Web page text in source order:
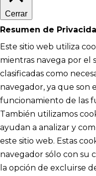
Cerrar
Resumen de
Este sitio web utiliza
mientras navega por el
clasificadas como
navegador, ya que son
funcionamiento de las
También utilizamos
ayudan a analizar y
este sitio web. Estas
navegador sólo con su
la opción de excluirse